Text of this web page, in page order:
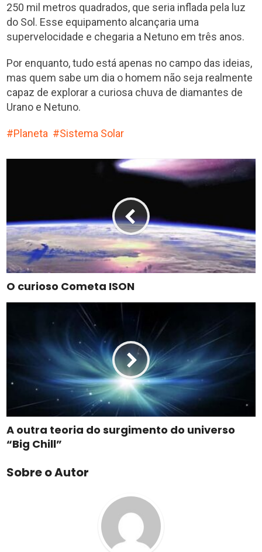
250 mil metros quadrados, que seria inflada pela luz
do Sol. Esse equipamento alcançaria uma
supervelocidade e chegaria a Netuno em três anos.
Por enquanto, tudo está apenas no campo das ideias,
mas quem sabe um dia o homem não seja realmente
capaz de explorar a curiosa chuva de diamantes de
Urano e Netuno.
Planeta Sistema Solar
O curioso Cometa ISON
A outra teoria do surgimento do universo
“Big Chill”
Sobre o Autor